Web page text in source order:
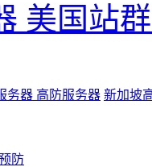
美国站
务器 高防服务器 新加坡
防